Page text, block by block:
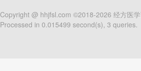
Copyright @ hhjfsl.com ©2018-2026 经方医
Processed in 0.015499 second(s), 3 queries.